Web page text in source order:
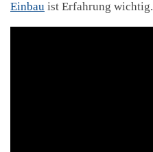
Einbau ist Erfahrung wichtig.